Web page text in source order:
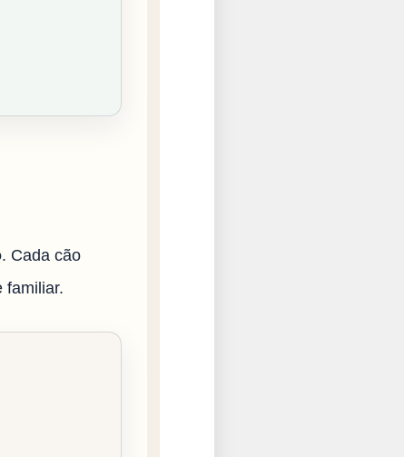
. Cada cão
familiar.